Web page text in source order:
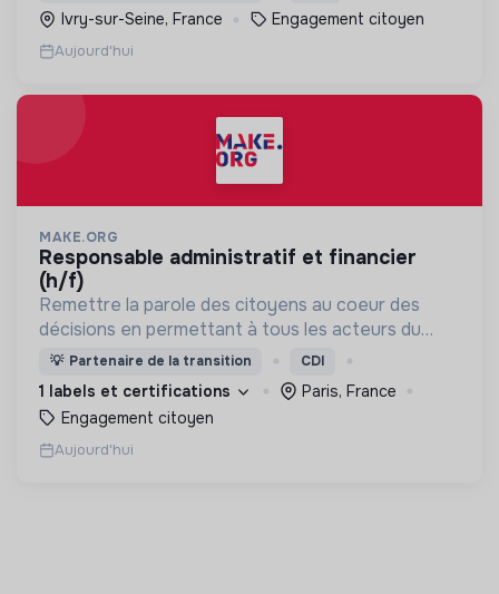
Ivry-sur-Seine, France Engagement citoyen
Aujourd'hui
MAKE.ORG
responsable administratif et financier
(h/f)
Remettre la parole des citoyens au coeur des
décisions en permettant à tous les acteurs du
changement (citoyens, entreprises, institutions..)
de collaborer grâce à une plateforme numérique
💡 Partenaire de la transition CDI
1 labels et certifications
Paris, France
Engagement citoyen
Aujourd'hui